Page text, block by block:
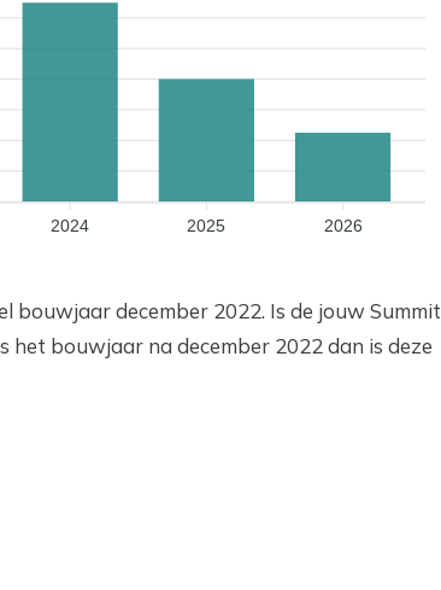
2024 2025 2026
bouwjaar december 2022. Is de jouw Summit
het bouwjaar na december 2022 dan is deze